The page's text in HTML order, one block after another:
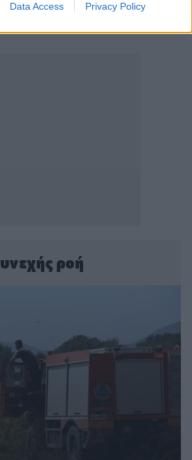
Data Access Privacy Policy
ροή